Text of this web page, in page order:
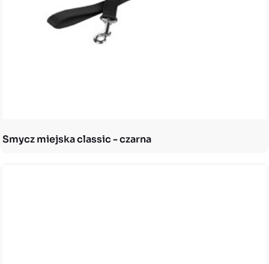
Smycz miejska classic - czarna